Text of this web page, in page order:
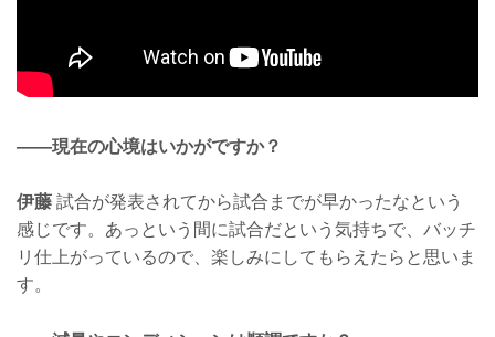
——現在の心境はいかがですか？
伊藤 試合が発表されてから試合までが早かったなという
感じです。あっという間に試合だという気持ちで、バッチ
リ仕上がっているので、楽しみにしてもらえたらと思いま
す。